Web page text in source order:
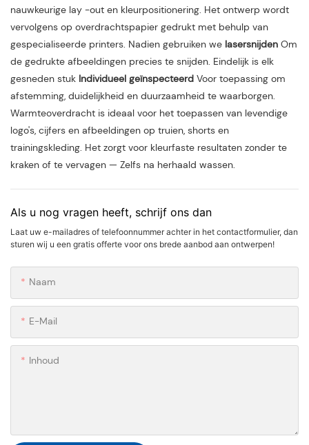
nauwkeurige lay -out en kleurpositionering. Het ontwerp wordt
vervolgens op overdrachtspapier gedrukt met behulp van
gespecialiseerde printers. Nadien gebruiken we lasersnijden Om
de gedrukte afbeeldingen precies te snijden. Eindelijk is elk
gesneden stuk Individueel geïnspecteerd Voor toepassing om
afstemming, duidelijkheid en duurzaamheid te waarborgen.
Warmteoverdracht is ideaal voor het toepassen van levendige
logo's, cijfers en afbeeldingen op truien, shorts en
trainingskleding. Het zorgt voor kleurfaste resultaten zonder te
kraken of te vervagen — Zelfs na herhaald wassen.
Als u nog vragen heeft, schrijf ons dan
Laat uw e-mailadres of telefoonnummer achter in het contactformulier, dan
sturen wij u een gratis offerte voor ons brede aanbod aan ontwerpen!
Naam
E-Mail
Inhoud